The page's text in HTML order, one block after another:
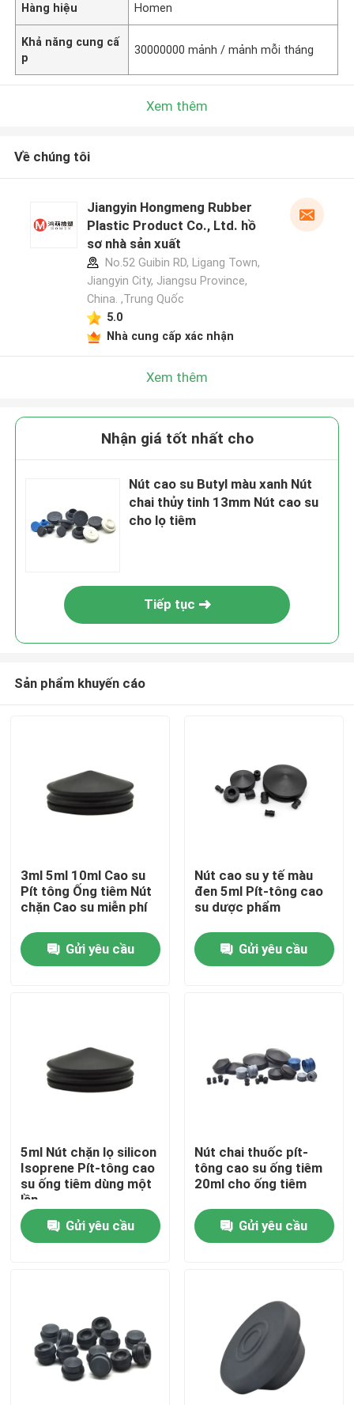
Nhà
Về chúng tôi
Tham quan nhà máy
Kiểm soát chất lượng
Liên hệ chúng tôi
Yêu cầu báo giá
Nút cao su y tế
Hàng hiệu Homen
Khả năng cung cấ
p
30000000 mảnh / mảnh mỗi tháng
Xem thêm
Về chúng tôi
Jiangyin Hongmeng Rubber
Plastic Product Co., Ltd. hồ
sơ nhà sản xuất
No.52 Guibin RD, Ligang Town,
Jiangyin City, Jiangsu Province,
China. ,Trung Quốc
5.0
Nhà cung cấp xác nhận
Xem thêm
Nhận giá tốt nhất cho
Nút cao su Butyl màu xanh Nút
chai thủy tinh 13mm Nút cao su
cho lọ tiêm
Tiếp tục
Sản phẩm khuyến cáo
3ml 5ml 10ml Cao su
Pít tông Ống tiêm Nút
chặn Cao su miễn phí
Gửi yêu cầu
Nút cao su y tế màu
đen 5ml Pít-tông cao
su dược phẩm
Gửi yêu cầu
5ml Nút chặn lọ silicon
Isoprene Pít-tông cao
su ống tiêm dùng một
lần
Gửi yêu cầu
Nút chai thuốc pít-
tông cao su ống tiêm
20ml cho ống tiêm
Gửi yêu cầu